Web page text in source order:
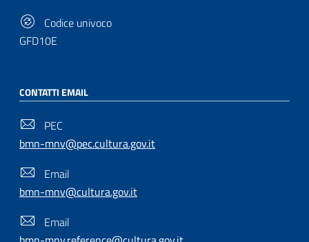
Codice univoco
GFD10E
CONTATTI EMAIL
PEC
bmn-mnv@pec.cultura.gov.it
Email
bmn-mnv@cultura.gov.it
Email